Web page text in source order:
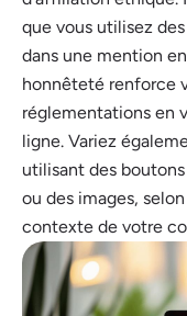
que vous utilisez
dans une mention
honnêteté renforce
réglementations en
ligne. Variez
utilisant des
ou des images,
contexte de votre